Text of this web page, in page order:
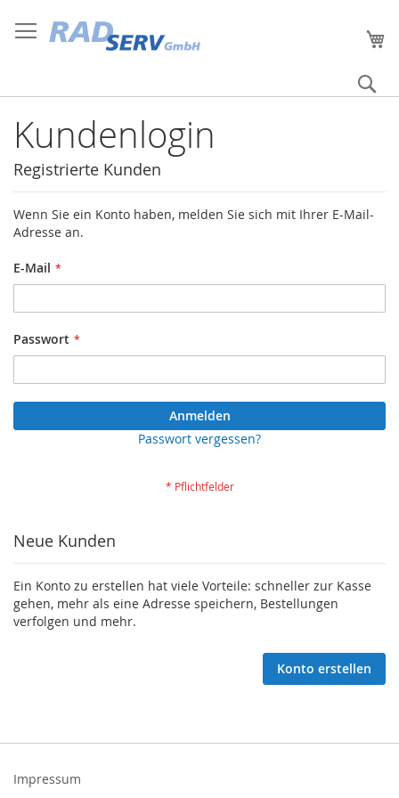
zum
Inhalt
Kundenlogin
Registrierte Kunden
Wenn Sie ein Konto haben, melden Sie sich mit Ihrer E-Mail-
Adresse an.
E-Mail
Passwort
Anmelden
Passwort vergessen?
Neue Kunden
Ein Konto zu erstellen hat viele Vorteile: schneller zur Kasse
gehen, mehr als eine Adresse speichern, Bestellungen
verfolgen und mehr.
Konto erstellen
Impressum